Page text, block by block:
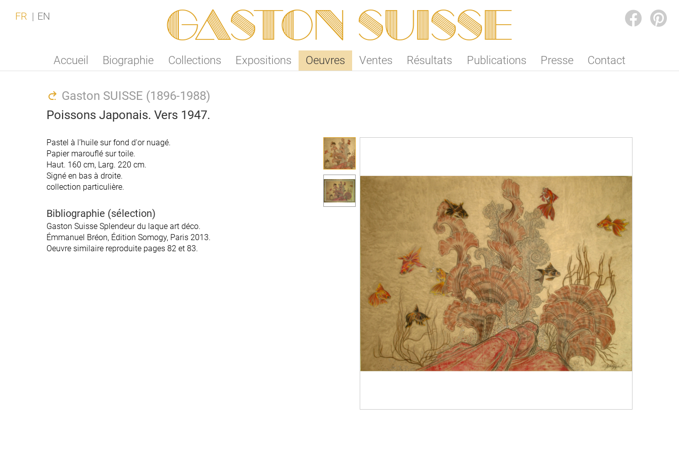
Gaston SUISSE
Accueil Biographie Collections Expositions Oeuvres Ventes Résultats Publications Presse Contact
FR EN
Gaston SUISSE (1896-1988)
Poissons Japonais. Vers 1947.
Pastel à l’huile sur fond d'or nuagé.
Papier marouflé sur toile.
Haut. 160 cm, Larg. 220 cm.
Signé en bas à droite.
collection particulière.
Bibliographie (sélection)
Gaston Suisse Splendeur du laque art déco.
Émmanuel Bréon, Édition Somogy, Paris 2013.
Oeuvre similaire reproduite pages 82 et 83.
Pastel à l’huile sur fond d'or nuagé.
Papier marouflé sur toile.
Haut. 160 cm, Larg. 220 cm.
Signé en bas à droite.
collection particulière.
Bibliographie (sélection)
Gaston Suisse Splendeur du laque art déco.
Émmanuel Bréon, Édition Somogy, Paris 2013.
Oeuvre similaire reproduite pages 82 et 83.